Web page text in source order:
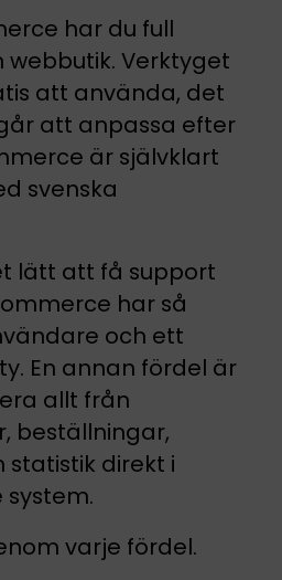
har du full
webbutik. Verktyget
att använda, det
att anpassa efter
är självklart
svenska
lätt att få support
har så
och ett
En annan fördel är
allt från
beställningar,
direkt i
varje fördel.